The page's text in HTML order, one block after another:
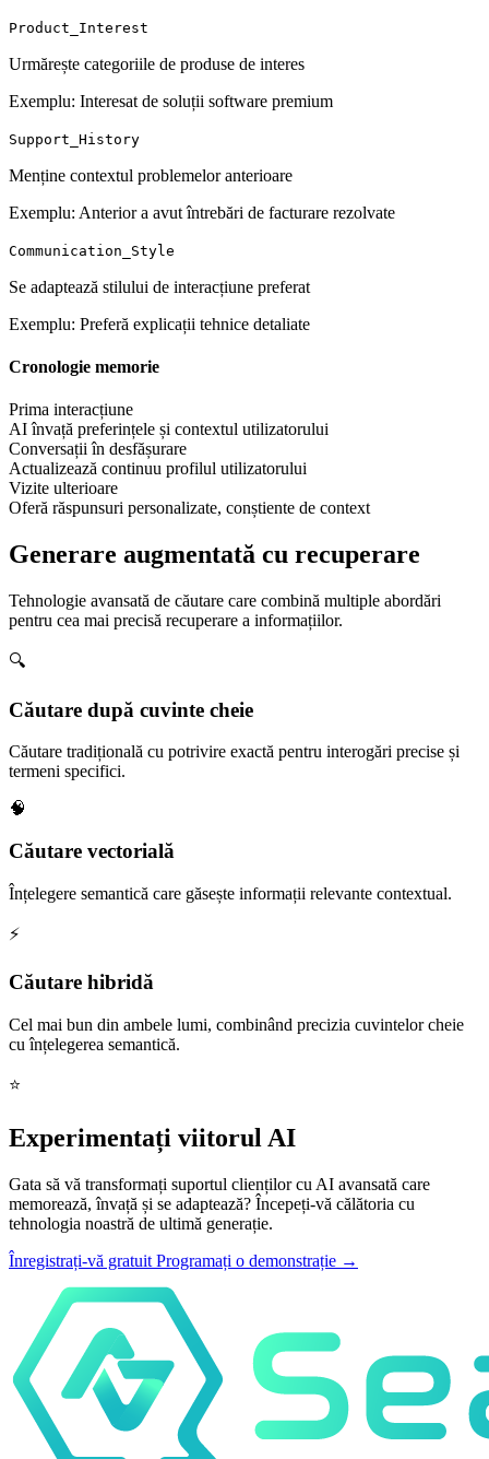
Product_Interest
Urmărește categoriile de produse de interes
Exemplu: Interesat de soluții software premium
Support_History
Menține contextul problemelor anterioare
Exemplu: Anterior a avut întrebări de facturare rezolvate
Communication_Style
Se adaptează stilului de interacțiune preferat
Exemplu: Preferă explicații tehnice detaliate
Cronologie memorie
Prima interacțiune
AI învață preferințele și contextul utilizatorului
Conversații în desfășurare
Actualizează continuu profilul utilizatorului
Vizite ulterioare
Oferă răspunsuri personalizate, conștiente de context
Generare augmentată cu recuperare
Tehnologie avansată de căutare care combină multiple abordări
pentru cea mai precisă recuperare a informațiilor.
🔍
Căutare după cuvinte cheie
Căutare tradițională cu potrivire exactă pentru interogări precise și
termeni specifici.
🧠
Căutare vectorială
Înțelegere semantică care găsește informații relevante contextual.
⚡
Căutare hibridă
Cel mai bun din ambele lumi, combinând precizia cuvintelor cheie
cu înțelegerea semantică.
⭐
Experimentați viitorul AI
Gata să vă transformați suportul clienților cu AI avansată care
memorează, învață și se adaptează? Începeți-vă călătoria cu
tehnologia noastră de ultimă generație.
Înregistrați-vă gratuit Programați o demonstrație →